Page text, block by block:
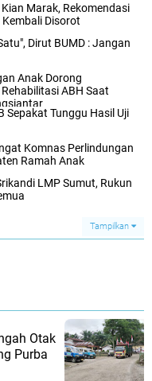
Marak, Rekomendasi
Disorot
Dirut BUMD : Jangan
Anak Dorong
ABH Saat
Sepakat Tunggu Hasil Uji
Komnas Perlindungan
Ramah Anak
LMP Sumut, Rukun
Tampilkan
Otak
Purba